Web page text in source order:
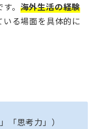
。 海外生活の経験
る場面を具体的に
「思考力」）